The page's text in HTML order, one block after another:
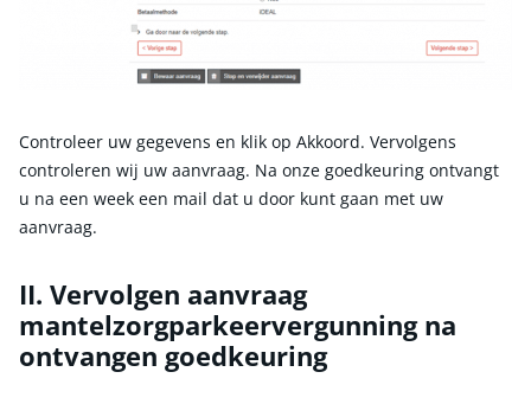
Controleer uw gegevens en klik op Akkoord. Vervolgens
controleren wij uw aanvraag. Na onze goedkeuring ontvangt
u na een week een mail dat u door kunt gaan met uw
aanvraag.
II. Vervolgen aanvraag
mantelzorgparkeervergunning na
ontvangen goedkeuring